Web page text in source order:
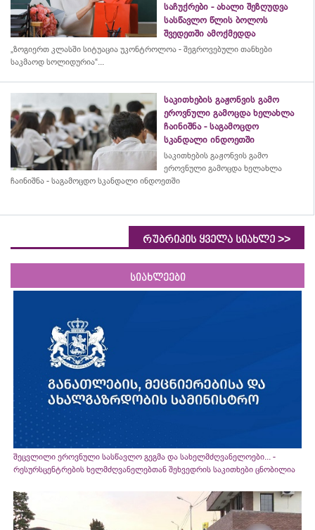
საჩუქრები - ახალი შეზღუდვა
სასწავლო წლის ბოლოს
შვედეთში ამოქმედდა
„ზოგიერთ კლასში სიტუაცია უკონტროლოა - შეგროვებული თანხები
საკმაოდ სოლიდურია“...
საკითხების გაჟონვის გამო
ეროვნული გამოცდა ხელახლა
ჩაინიშნა - საგამოცდო
სკანდალი ინდოეთში
საკითხების გაჟონვის გამო
ეროვნული გამოცდა ხელახლა
ჩაინიშნა - საგამოცდო სკანდალი ინდოეთში
რუბრიკის ყველა სიახლე >>
სიახლეები
შეცვლილი ეროვნული სასწავლო გეგმა და სახელმძღვანელოები... -
რესურსცენტრების ხელმძღვანელებთან შეხვედრის საკითხები ცნობილია